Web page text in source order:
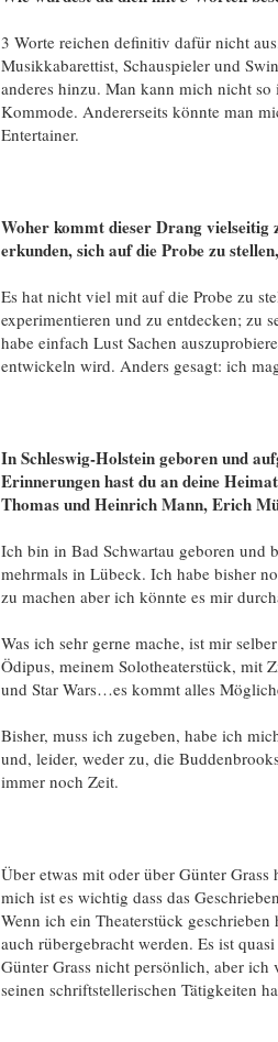
3 Worte reichen definitiv dafür nicht
Musikkabarettist, Schauspieler und
anderes hinzu. Man kann mich nicht
Kommode. Andererseits könnte man
Entertainer.
Woher kommt dieser Drang vielseitig
erkunden, sich auf die Probe zu
Es hat nicht viel mit auf die Probe zu
experimentieren und zu entdecken; zu
habe einfach Lust Sachen
entwickeln wird. Anders gesagt: ich
In Schleswig-Holstein geboren und
Erinnerungen hast du an deine
Thomas und Heinrich Mann, Erich
Ich bin in Bad Schwartau geboren und
mehrmals in Lübeck. Ich habe bisher
zu machen aber ich könnte es mir
Was ich sehr gerne mache, ist mir
Ödipus, meinem Solotheaterstück, mit
und Star Wars…es kommt alles
Bisher, muss ich zugeben, habe ich
und, leider, weder zu, die
immer noch Zeit.
Über etwas mit oder über Günter
mich ist es wichtig dass das
Wenn ich ein Theaterstück
auch rübergebracht werden. Es ist
Günter Grass nicht persönlich, aber ich
seinen schriftstellerischen Tätigkeiten